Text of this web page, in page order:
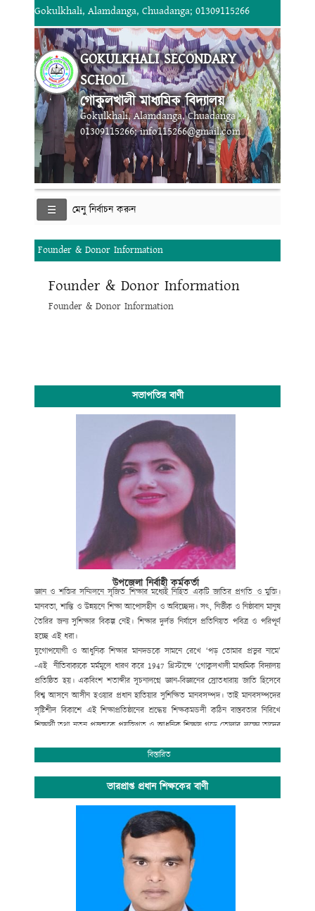
Gokulkhali, Alamdanga, Chuadanga; 01309115266
GOKULKHALI SECONDARY
SCHOOL
গোকুলখালী মাধ্যমিক বিদ্যালয়
Gokulkhali, Alamdanga, Chuadanga
01309115266; info115266@gmail.com
মেনু নির্বাচন করুন
Founder & Donor Information
Founder & Donor Information
Founder & Donor Information
সভাপতির বাণী
উপজেলা নির্বাহী কর্মকর্তা
জ্ঞান ও শক্তির সম্মিলনে সৃজিত শিক্ষার মধ্যেই নিহিত একটি জাতির প্রগতি ও মুক্তি।
মানবতা, শান্তি ও উন্নয়নে শিক্ষা আপোসহীন ও অবিচ্ছেদ্য। সৎ, নির্ভীক ও নিষ্ঠাবান মানুষ
তৈরির জন্য সুশিক্ষার বিকল্প নেই। শিক্ষার দুর্লভ নির্যাসে প্রতিনিয়ত পবিত্র ও পরিপূর্ণ
হচ্ছে এই ধরা।
যুগোপযোগী ও আধুনিক শিক্ষার মানদন্ডকে সামনে রেখে ‘পড় তোমার প্রভুর নামে’
-এই নীতিবাক্যকে মর্মমূলে ধারণ করে1947 খ্রিস্টাব্দে ‘গোকুলখালী মাধ্যমিক বিদ্যালয়
প্রতিষ্ঠিত হয়। একবিংশ শতাব্দীর সূচনালগ্নে জ্ঞান-বিজ্ঞানের স্রোতধারায় জাতি হিসেবে
বিশ্ব আসনে আসীন হওয়ার প্রধান হাতিয়ার সুশিক্ষিত মানবসম্পদ। তাই মানবসম্পদের
সৃষ্টিশীল বিকাশে এই শিক্ষাপ্রতিষ্ঠানের শ্রদ্ধেয় শিক্ষকমন্ডলী কঠিন বাস্তবতার নিরিখে
শিক্ষার্থী তথা নতুন প্রজন্মকে প্রযুক্তিগত ও আধুনিক শিক্ষায় গড়ে তোলার লক্ষ্যে তাদের
অপ্রতিরোধ্য অগ্রযাত্রায় এগিয়ে যাচ্ছে বাংলাদেশের শিক্ষা ব্যবস্থা। বিদ্যালয়ে গতানুগতিক
শিক্ষার্থীদের উৎসাহ প্রদানেও উক্ত শিক্ষাপ্রতিষ্ঠান বদ্ধপরিকর।
সাংস্কৃতিক বিকাশ, প্রগতিশীল চিন্তা, শৃঙ্খলা, নিরাপত্তা ও নিরবচ্ছিন্ন শান্তির মূল্যবোধকে
ধারণ করে আমাদের এই স্বাপ্নিক যাত্রায় সকল শিক্ষক, শিক্ষার্থী, অভিভাবক ও
গুণিজনসহ সংশ্লিষ্ট সকলের ঐকান্তিক সহযোগিতা প্রত্যাশা করছি। এই শিক্ষা প্রতিষ্ঠানের
সর্বাঙ্গীন উন্নতি ও ভবিষ্যৎ পরিকল্পনা রুপায়নে গঠনমূলক সমালোচনাসহ আপনাদের
মূল্যবান পরামর্শ ও সহযোগিতা আমাদের কাম্য।
বিস্তারিত
ভারপ্রাপ্ত প্রধান শিক্ষকের বাণী